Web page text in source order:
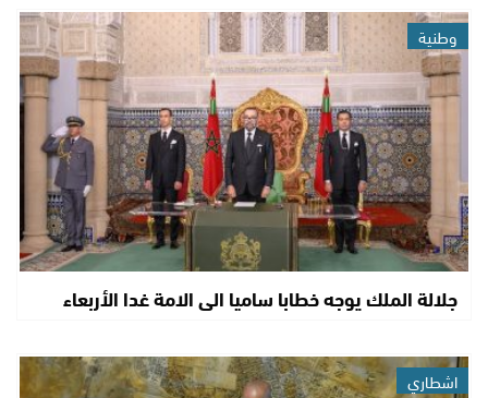
وطنية
جلالة الملك يوجه خطابا ساميا الى الامة غدا الأربعاء
اشطاري